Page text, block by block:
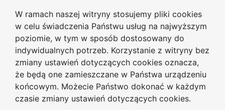
W ramach naszej witryny stosujemy pliki cookies
w celu świadczenia Państwu usług na najwyższym
poziomie, w tym w sposób dostosowany do
indywidualnych potrzeb. Korzystanie z witryny bez
zmiany ustawień dotyczących cookies oznacza,
że będą one zamieszczane w Państwa urządzeniu
końcowym. Możecie Państwo dokonać w każdym
czasie zmiany ustawień dotyczących cookies.
Przejdź do głównego menu
Przejdź do treści
Przejdź do wyszukiwarki
Przejdź do mapy serwisu
Uniwersytet
Jana Długosza w Częstochowie
Mapa